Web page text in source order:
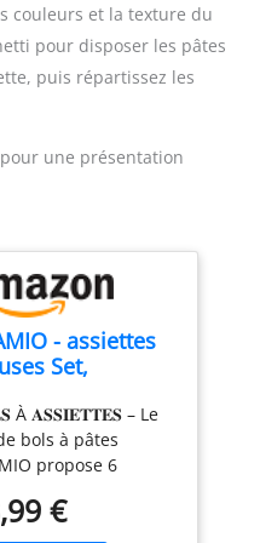
: La pince
confère une
structurelle et
une prise en
confortable et une
facile lors
des spaghettis
crudités râpées.
: Grâce à son
ressort intégré, la
De Buyer maintient
les spaghettis
les écraser ni les
glisser. Cet aspect
le service et
couleurs et la texture du
pour disposer les pâtes
puis répartissez les
une présentation
- assiettes
Set,
À 𝐀𝐒𝐒𝐈𝐄𝐓𝐓𝐄𝐒 – Le
bols à pâtes
propose 6
généreuse
€